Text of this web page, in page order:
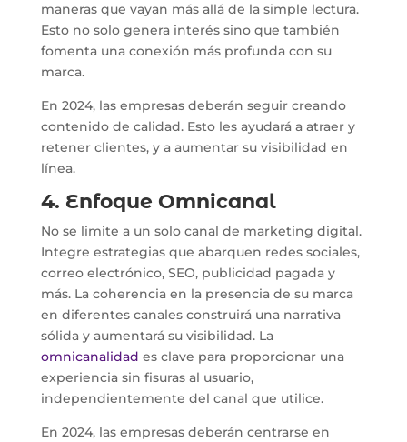
maneras que vayan más allá de la simple lectura.
Esto no solo genera interés sino que también
fomenta una conexión más profunda con su
marca.
En 2024, las empresas deberán seguir creando
contenido de calidad. Esto les ayudará a atraer y
retener clientes, y a aumentar su visibilidad en
línea.
4. Enfoque Omnicanal
No se limite a un solo canal de marketing digital.
Integre estrategias que abarquen redes sociales,
correo electrónico, SEO, publicidad pagada y
más. La coherencia en la presencia de su marca
en diferentes canales construirá una narrativa
sólida y aumentará su visibilidad. La
omnicanalidad es clave para proporcionar una
experiencia sin fisuras al usuario,
independientemente del canal que utilice.
En 2024, las empresas deberán centrarse en